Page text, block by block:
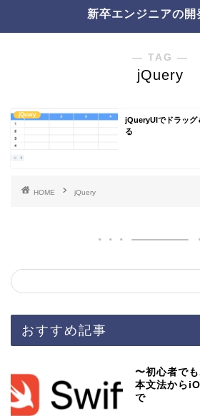
新卒エンジニアの開
― TAG ―
jQuery
jQuery
jQueryUIでドラッグ
る
HOME jQuery
おすすめ記事
〜初心者で
本文法から
で